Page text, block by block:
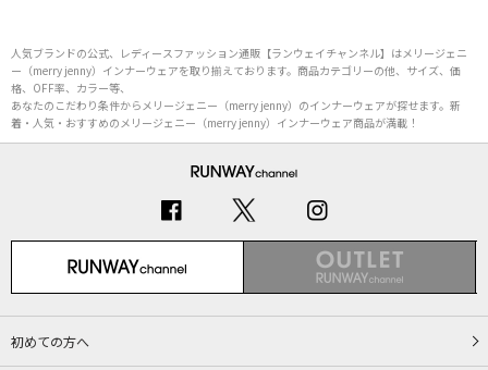
人気ブランドの公式、レディースファッション通販【ランウェイチャンネル】はメリージェニ
ー（merry jenny）インナーウェアを取り揃えております。商品カテゴリーの他、サイズ、価
格、OFF率、カラー等、
あなたのこだわり条件からメリージェニー（merry jenny）のインナーウェアが探せます。新
着・人気・おすすめのメリージェニー（merry jenny）インナーウェア商品が満載！
初めての方へ